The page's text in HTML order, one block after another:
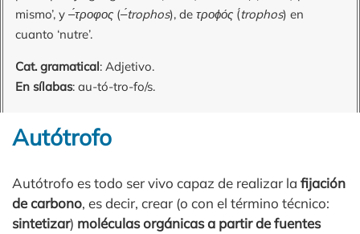
mismo’, y ‒́τροφος (‒́trophos), de τροϕός (́trophos) en
cuanto ‘nutre’.
Cat. gramatical: Adjetivo.
En sílabas: au-tó-tro-fo/s.
Autótrofo
Autótrofo es todo ser vivo capaz de realizar la fijación
de carbono, es decir, crear (o con el término técnico:
sintetizar) moléculas orgánicas a partir de fuentes